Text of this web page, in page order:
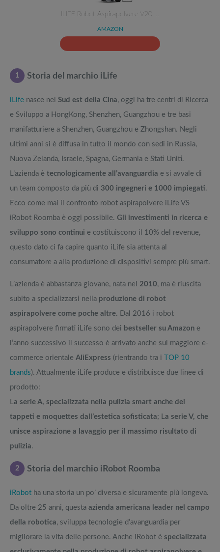
ILIFE Robot Aspirapolvere V20 …
AMAZON
1 Storia del marchio iLife
iLife nasce nel Sud est della Cina, oggi ha tre centri di Ricerca
e Sviluppo a HongKong, Shenzhen, Guangzhou e tre basi
manifatturiere a Shenzhen, Guangzhou e Zhongshan. Negli
ultimi anni si è diffusa in tutto il mondo con sedi in Russia,
Nuova Zelanda, Israele, Spagna, Germania e Stati Uniti.
L’azienda è tecnologicamente all’avanguardia e si avvale di
un team composto da più di 300 ingegneri e 1000 impiegati.
Ecco come mai il confronto robot aspirapolvere iLife VS
iRobot Roomba è oggi possibile. Gli investimenti in ricerca e
sviluppo sono continui e costituiscono il 10% del revenue,
questo dato ci fa capire quanto iLife sia attenta al
consumatore a alla produzione di dispositivi sempre più smart.
L’azienda è abbastanza giovane, nata nel 2010, ma è riuscita
subito a specializzarsi nella produzione di robot
aspirapolvere come poche altre. Dal 2016 i robot
aspirapolvere firmati iLife sono dei bestseller su Amazon e
l’anno successivo il successo è arrivato anche sul maggiore e-
commerce orientale AliExpress (rientrando tra i
TOP 10
brands). Attualmente iLife produce e distribuisce due linee di
prodotto:
La serie A, specializzata nella pulizia smart anche dei
tappeti e moquettes dall’estetica sofisticata; La serie V, che
unisce aspirazione a lavaggio per il massimo risultato di
pulizia.
2 Storia del marchio iRobot Roomba
iRobot ha una storia un po’ diversa e sicuramente più longeva.
Da oltre 25 anni, questa azienda americana leader nel campo
della robotica, sviluppa tecnologie d’avanguardia per
migliorare la vita delle persone. Anche iRobot è specializzata